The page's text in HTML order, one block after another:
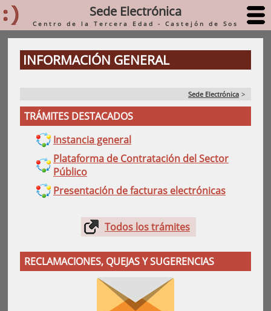
Sede Electrónica
Centro de la Tercera Edad - Castejón de Sos
INFORMACIÓN GENERAL
Sede Electrónica >
TRÁMITES DESTACADOS
Instancia general
Plataforma de Contratación del Sector
Público
Presentación de facturas electrónicas
Todos los trámites
RECLAMACIONES, QUEJAS Y SUGERENCIAS